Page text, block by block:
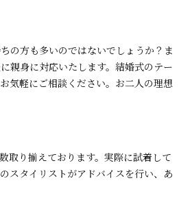
の方も多いのではないでしょうか？ま
親身に対応いたします。結婚式のテー
気軽にご相談ください。お二人の理想
取り揃えております。実際に試着して
スタイリストがアドバイスを行い、あ